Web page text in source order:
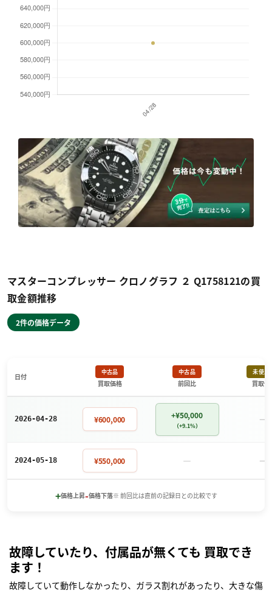
マスターコンプレッサー クロノグラフ ２ Q1758121の買
取金額推移
2件の価格データ
日付
中古品
買取価格
中古品
前回比
未使用
買取価
2026-04-28 ¥600,000 +¥50,000
（+9.1%） －
2024-05-18 ¥550,000 － －
+価格上昇-価格下落※ 前回比は直前の記録日との比較です
故障していたり、付属品が無くても 買取でき
ます！
故障していて動作しなかったり、ガラス割れがあったり、大きな傷